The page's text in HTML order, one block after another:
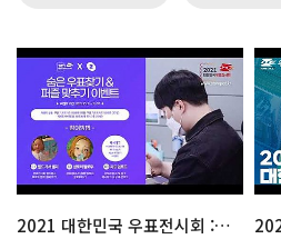
2021 대한민국 우표전시회 : 숨은 우표찾기 & 퍼즐맞추기